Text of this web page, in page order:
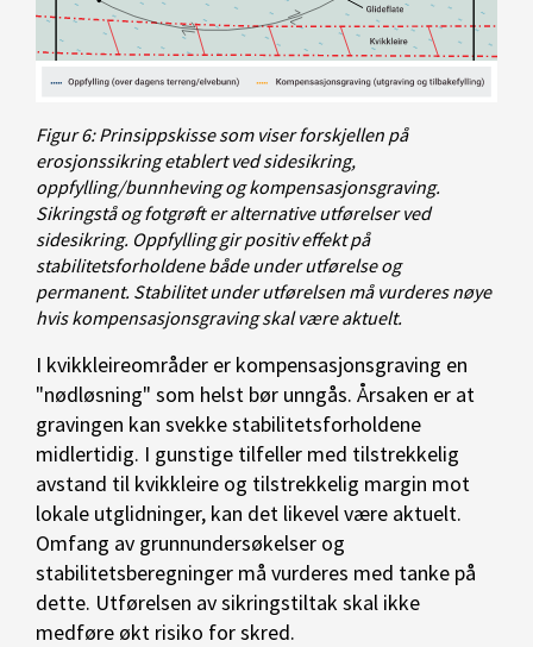
Figur 6: Prinsippskisse som viser forskjellen på
erosjonssikring etablert ved sidesikring,
oppfylling/bunnheving og kompensasjonsgraving.
Sikringstå og fotgrøft er alternative utførelser ved
sidesikring. Oppfylling gir positiv effekt på
stabilitetsforholdene både under utførelse og
permanent. Stabilitet under utførelsen må vurderes nøye
hvis kompensasjonsgraving skal være aktuelt.
I kvikkleireområder er kompensasjonsgraving en
"nødløsning" som helst bør unngås. Årsaken er at
gravingen kan svekke stabilitetsforholdene
midlertidig. I gunstige tilfeller med tilstrekkelig
avstand til kvikkleire og tilstrekkelig margin mot
lokale utglidninger, kan det likevel være aktuelt.
Omfang av grunnundersøkelser og
stabilitetsberegninger må vurderes med tanke på
dette. Utførelsen av sikringstiltak skal ikke
medføre økt risiko for skred.